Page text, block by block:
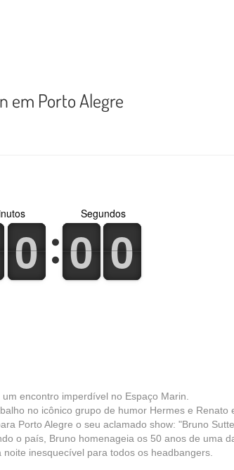
em Porto Alegre
0
0
1
1 0
0
1
1 0
0
1
1
Segundos
encontro imperdível no Espaço Marin.
no icônico grupo de humor Hermes e Renato
Porto Alegre o seu aclamado show: "Bruno
o país, Bruno homenageia os 50 anos de uma
inesquecível para todos os headbangers.